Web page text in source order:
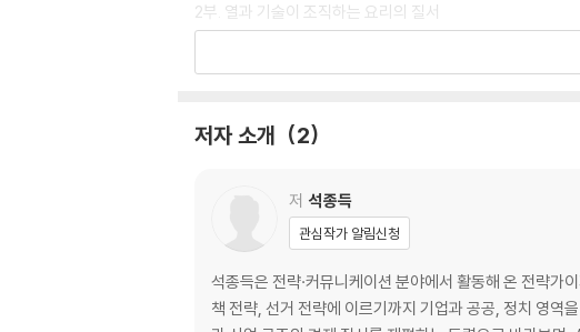
2부. 열과 기술이 조직하는 요리의 질서
5장. 타코야키의 둥근 리듬
9장. 쓰루하시의 밤과 호르몬
10장. 도테야키의 짙은 농도
11장. 오므라이스의 부드러운 단면
12장. 구루미모치의 늦은 단맛
저자 소개 2
저 석종득
관심작가 알림신청
석종득은 전략·커뮤니케이션 분야에서 활동해 온 전략
책 전략, 선거 전략에 이르기까지 기업과 공공, 정치 영